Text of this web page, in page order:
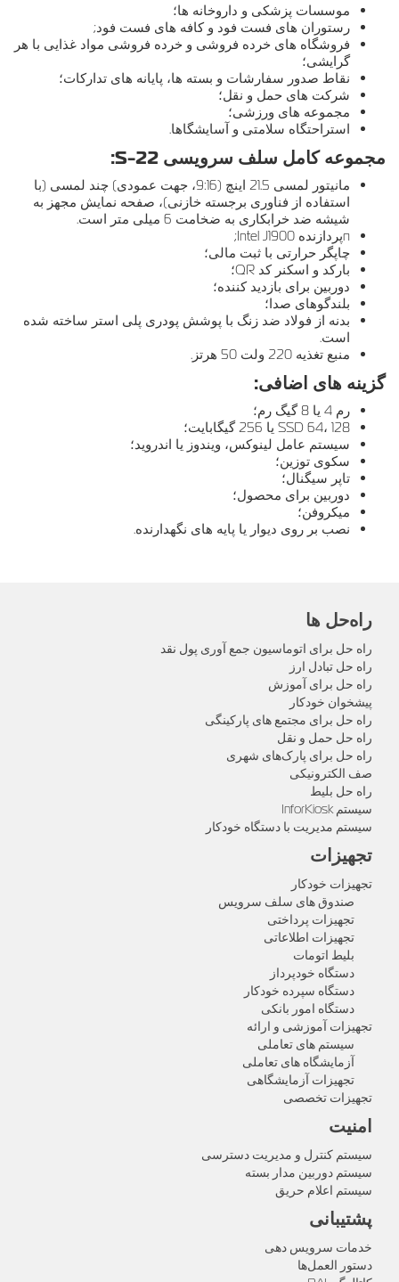
موسسات پزشکی و داروخانه ها؛
رستوران های فست فود و کافه های فست فود;
فروشگاه های خرده فروشی و خرده فروشی مواد غذایی با هر
گرایشی؛
نقاط صدور سفارشات و بسته ها، پایانه های تدارکات؛
شرکت های حمل و نقل؛
مجموعه های ورزشی؛
استراحتگاه سلامتی و آسایشگاها.
مجموعه کامل سلف سرویسی S-22:
مانیتور لمسی 21.5 اینچ (9:16، جهت عمودی) چند لمسی (با
استفاده از فناوری برجسته خازنی)، صفحه نمایش مجهز به
شیشه ضد خرابکاری به ضخامت 6 میلی متر است.
пپردازنده Intel J1900;
چاپگر حرارتی با ثبت مالی؛
بارکد و اسکنر کد QR؛
دوربین برای بازدید کننده؛
بلندگوهای صدا؛
بدنه از فولاد ضد زنگ با پوشش پودری پلی استر ساخته شده
است.
منبع تغذیه 220 ولت 50 هرتز.
گزینه های اضافی:
رم 4 یا 8 گیگ رم؛
SSD 64، 128 یا 256 گیگابایت؛
سیستم عامل لینوکس، ویندوز یا اندروید؛
سکوی توزین؛
تاپر سیگنال؛
دوربین برای محصول؛
میکروفن؛
نصب بر روی دیوار یا پایه های نگهدارنده.
راه‌حل‌ ها
راه حل برای اتوماسیون جمع آوری پول نقد
راه حل تبادل ارز
راه حل برای آموزش
پیشخوان خودکار
راه حل برای مجتمع های پارکینگی
راه حل حمل و نقل
راه حل برای پارک‌های شهری
صف الکترونیکی
راه حل بلیط
سیستم InforKiosk
سیستم مدیریت با دستگاه خودکار
تجهیزات
تجهیزات خودکار
صندوق های سلف سرویس
تجهیزات پرداختی
تجهیزات اطلاعاتی
بلیط اتومات
دستگاه خودپرداز
دستگاه سپرده خودکار
دستگاه امور بانکی
تجهیزات آموزشی و ارائه
سیستم های تعاملی
آزمایشگاه های تعاملی
تجهیزات آزمایشگاهی
تجهیزات تخصصی
امنیت
سیستم کنترل و مدیریت دسترسی
سیستم دوربین مدار بسته
سیستم اعلام حریق
پشتیبانی
خدمات سرویس دهی
دستور العمل‌ها